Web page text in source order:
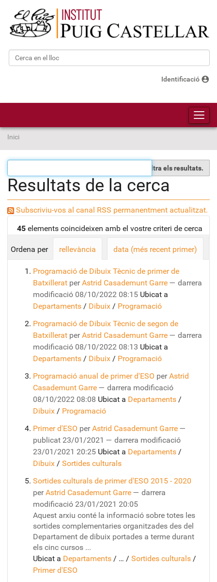
Cerca
Identificació account_circle
Inici
Filtra els resultats.
Resultats de la cerca
Subscriviu-vos al canal RSS permanentment actualitzat.
45 elements coincideixen amb el vostre criteri de cerca
Ordena per rellevància data (més recent primer)
Programació de Dibuix Tècnic de primer de
Batxillerat perAstrid Casademunt Garre — darrera
modificació 08/10/2022 08:15 Ubicat a
Departaments / Dibuix / Programació
Programació de Dibuix Tècnic de segon de
Batxillerat perAstrid Casademunt Garre — darrera
modificació 08/10/2022 08:13 Ubicat a
Departaments / Dibuix / Programació
Programació anual de primer d'ESO perAstrid
Casademunt Garre — darrera modificació
08/10/2022 08:08 Ubicat a Departaments /
Dibuix / Programació
Primer d'ESO perAstrid Casademunt Garre —
publicat 23/01/2021 — darrera modificació
23/01/2021 20:25 Ubicat a Departaments /
Dibuix / Sortides culturals
Sortides culturals de primer d'ESO 2015 - 2020
perAstrid Casademunt Garre — darrera
modificació 23/01/2021 20:05
Aquest arxiu conté la informació sobre totes les
sortides complementaries organitzades des del
Departament de dibuix portades a terme durant
els cinc cursos ...
Ubicat a Departaments / … / Sortides culturals /
Primer d'ESO